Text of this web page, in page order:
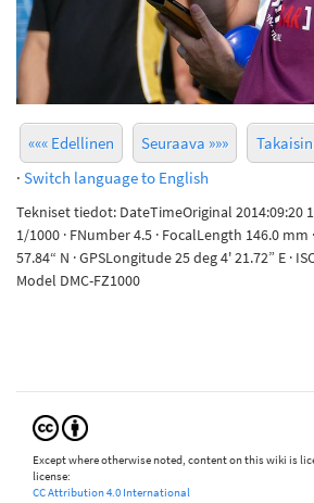
««« Edellinen Seuraava »»»
· Switch language to English
Tekniset tiedot: DateTimeOriginal 2014:09:20
1/1000 · FNumber 4.5 · FocalLength 146.0 mm
57.84“ N · GPSLongitude 25 deg 4' 21.72” E ·
Model DMC-FZ1000
Except where otherwise noted, content on this wiki is
license:
CC Attribution 4.0 International